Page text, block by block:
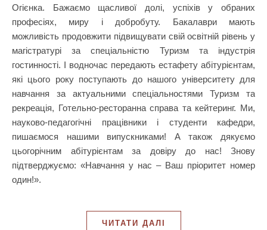
Огієнка. Бажаємо щасливої долі, успіхів у обраних
професіях, миру і добробуту. Бакалаври мають
можливість продовжити підвищувати свій освітній рівень у
магістратурі за спеціальністю Туризм та індустрія
гостинності. І водночас передають естафету абітурієнтам,
які цього року поступають до нашого університету для
навчання за актуальними спеціальностями Туризм та
рекреація, Готельно-ресторанна справа та кейтеринг. Ми,
науково-педагогічні працівники і студенти кафедри,
пишаємося нашими випускниками! А також дякуємо
цьогорічним абітурієнтам за довіру до нас! Знову
підтверджуємо: «Навчання у нас – Ваш пріоритет номер
один!».
ЧИТАТИ ДАЛІ